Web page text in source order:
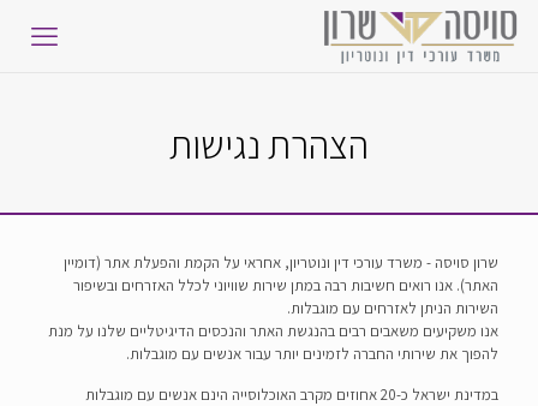
הצהרת נגישות
שרון סויסה - משרד עורכי דין ונוטריון, אחראי על הקמת והפעלת אתר (דומיין
האתר). אנו רואים חשיבות רבה במתן שירות שוויוני לכלל האזרחים ובשיפור
השירות הניתן לאזרחים עם מוגבלות.
אנו משקיעים משאבים רבים בהנגשת האתר והנכסים הדיגיטליים שלנו על מנת
להפוך את שירותי החברה לזמינים יותר עבור אנשים עם מוגבלות.
במדינת ישראל כ-20 אחוזים מקרב האוכלוסייה הינם אנשים עם מוגבלות